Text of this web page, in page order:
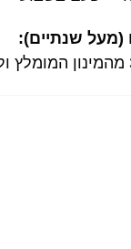
(מעל שנתיים):